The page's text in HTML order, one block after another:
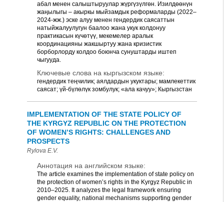
абал менен салыштыруулар жүргүзүлгөн. Изилдөөнүн
жаңылыгы – акыркы мыйзамдык реформаларды (2022–
2024-жж.) эске алуу менен гендердик саясаттын
натыйжалуулугун баалоо жана укук колдонуу
практикасын күчөтүү, мекемелер аралык
координацияны жакшыртуу жана кризистик
борборлорду колдоо боюнча сунуштарды иштеп
чыгууда.
Ключевые слова на кыргызском языке:
гендердик теңчилик; аялдардын укуктары; мамлекеттик
саясат; үй-бүлөлүк зомбулук; «ала качуу»; Кыргызстан
IMPLEMENTATION OF THE STATE POLICY OF
THE KYRGYZ REPUBLIC ON THE PROTECTION
OF WOMEN’S RIGHTS: CHALLENGES AND
PROSPECTS
Rylova E.V.
Аннотация на английском языке:
The article examines the implementation of state policy on
the protection of women’s rights in the Kyrgyz Republic in
2010–2025. It analyzes the legal framework ensuring
gender equality, national mechanisms supporting gender